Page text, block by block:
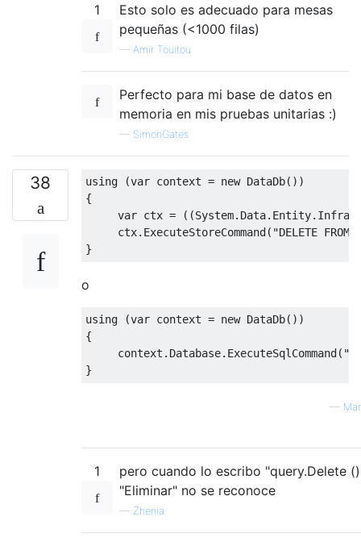
1
Esto solo es adecuado para mesas
pequeñas (<1000 filas)
— Amir Touitou
Perfecto para mi base de datos en
memoria en mis pruebas unitarias :)
— SimonGates
38 using (var context = new DataDb())
{
var ctx = ((System. Data. Entity.
     ctx
. ExecuteStoreCommand( "DELETE
}
o
using (var context = new DataDb())
{
     context
. Database. ExecuteSqlCommand(
}
—
1
pero cuando lo escribo "query.Delete
"Eliminar" no se reconoce
— Zhenia